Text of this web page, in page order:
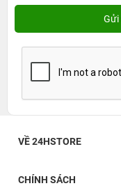
VỀ 24HSTORE
CHÍNH SÁCH